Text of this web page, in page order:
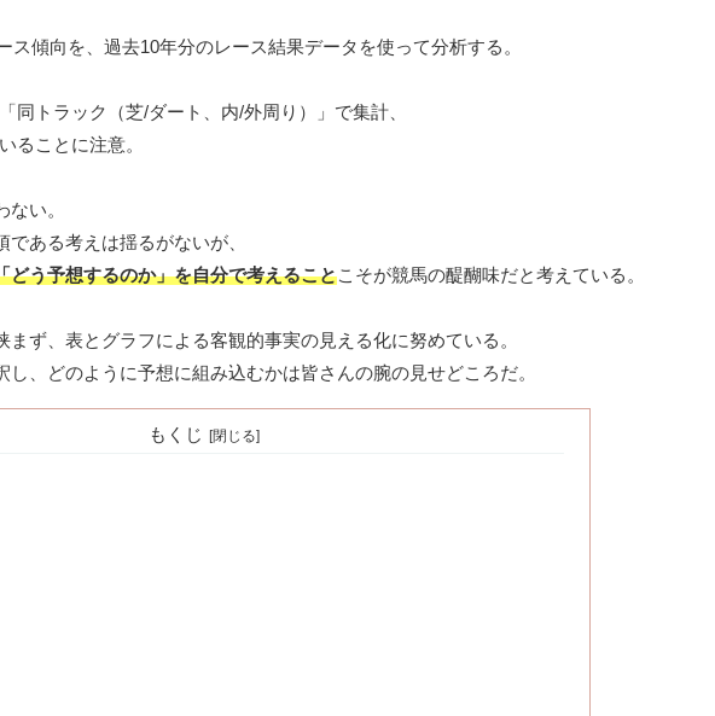
ス傾向を、過去10年分のレース結果データを使って分析する。
同トラック（芝/ダート、内/外周り）」で集計、
ることに注意。
い。
ある考えは揺るがないが、
どう予想するのか」を自分で考えることこそが競馬の醍醐味だと考えている。
ず、表とグラフによる客観的事実の見える化に努めている。
、どのように予想に組み込むかは皆さんの腕の見せどころだ。
もくじ